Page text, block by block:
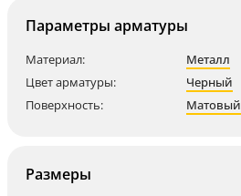
Параметры арматуры
Материал:
Металл
Цвет арматуры:
Черный
Поверхность:
Матовый
Размеры